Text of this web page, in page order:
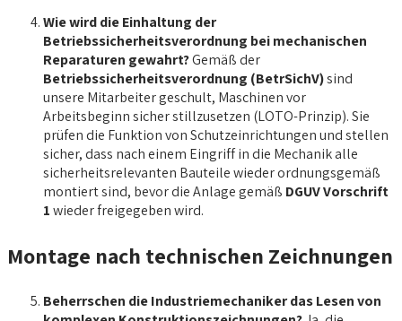
Wie wird die Einhaltung der
Betriebssicherheitsverordnung bei mechanischen
Reparaturen gewahrt?Gemäß der
Betriebssicherheitsverordnung (BetrSichV)sind
unsere Mitarbeiter geschult, Maschinen vor
Arbeitsbeginn sicher stillzusetzen (LOTO-Prinzip). Sie
prüfen die Funktion von Schutzeinrichtungen und stellen
sicher, dass nach einem Eingriff in die Mechanik alle
sicherheitsrelevanten Bauteile wieder ordnungsgemäß
montiert sind, bevor die Anlage gemäß DGUV Vorschrift
1wieder freigegeben wird.
Montage nach technischen Zeichnungen
Beherrschen die Industriemechaniker das Lesen von